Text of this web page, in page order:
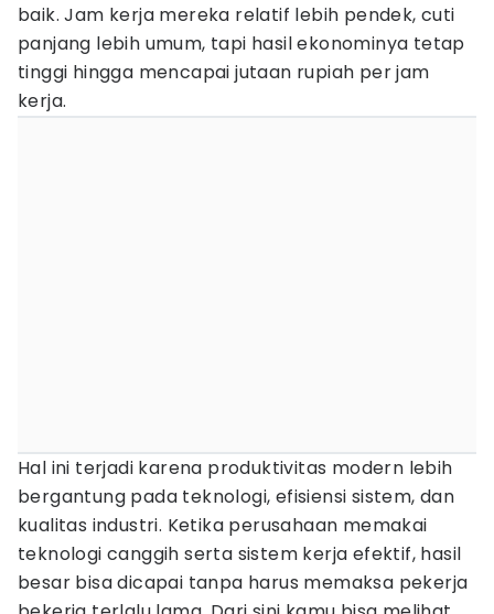
baik. Jam kerja mereka relatif lebih pendek, cuti
panjang lebih umum, tapi hasil ekonominya tetap
tinggi hingga mencapai jutaan rupiah per jam
kerja.
Hal ini terjadi karena produktivitas modern lebih
bergantung pada teknologi, efisiensi sistem, dan
kualitas industri. Ketika perusahaan memakai
teknologi canggih serta sistem kerja efektif, hasil
besar bisa dicapai tanpa harus memaksa pekerja